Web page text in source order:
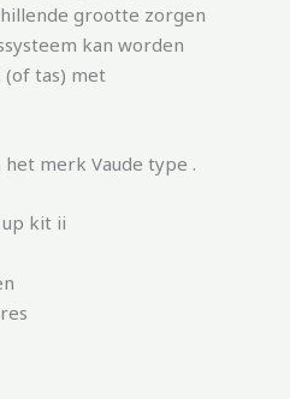
grootte zorgen
kan worden
(of tas) met
merk Vaude type .
kit ii